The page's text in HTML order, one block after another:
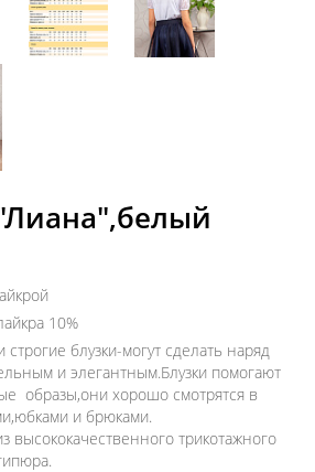
10%
блузки-могут сделать наряд
и элегантным.Блузки помогают
образы,они хорошо смотрятся в
и брюками.
высококачественного трикотажного